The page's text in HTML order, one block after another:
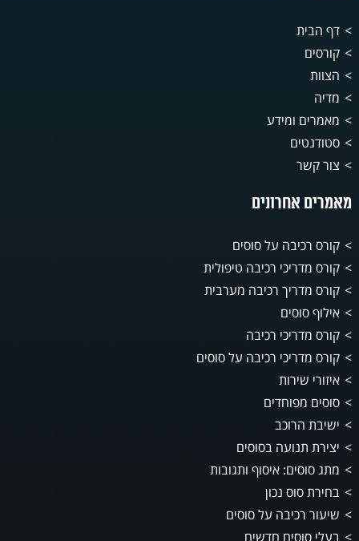
דף הבית
קורסים
הצוות
מדיה
מאמרים ומידע
סטודנטים
צור קשר
מאמרים אחרונים
קורס רכיבה על סוסים
קורס מדריכי רכיבה טיפולית
קורס מדריך רכיבה מערבית
אילוף סוסים
קורס מדריכי רכיבה
קורס מדריכי רכיבה על סוסים
איזורי שירות
סוסים מפוחדים
ישיבת הרוכב
יצירת תנועה בסוסים
מתג סוסים: איסוף ותגובות
בחירת סוס נכון
שיעור רכיבה על סוסים
בעלי סוסים חדשים